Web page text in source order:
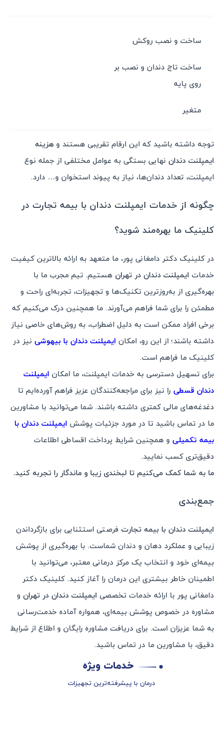
ساخت و نصب روکش
ساخت تاج دندان و نصب بر
روی پایه
متغیر
توجه داشته باشید که این ارقام تقریبی هستند و هزینه
ایمپلنت دندان نهایی بستگی به عوامل مختلفی از جمله نوع
ایمپلنت، تعداد دندان‌ها، نیاز به پیوند استخوان و… دارد.
چگونه از خدمات ایمپلنت دندان با بیمه تجارت در
کلینیک ما بهره‌مند شوید؟
در کلینیک دکتر دامغانی پور، ما متعهد به ارائه بالاترین کیفیت
خدمات ایمپلنت دندان در تهران هستیم. تیم مجرب ما با
بهره‌گیری از به‌روزترین تکنیک‌ها و تجهیزات، تجربه‌ای راحت و
مطمئن را برای شما فراهم می‌آورند. ما همچنین درک می‌کنیم که
برخی افراد ممکن است به دلیل اضطراب، به روش‌های خاصی نیاز
داشته باشند؛ از این رو، امکان ایمپلنت دندان با بیهوشی نیز در
کلینیک ما فراهم است.
برای تسهیل دسترسی به خدمات ایمپلنت، ما امکان ایمپلنت
دندان قسطی را نیز برای مراجعه‌کنندگان عزیز فراهم آورده‌ایم تا
دغدغه‌های مالی کمتری داشته باشند. شما می‌توانید با مشاورین
ما در تماس باشید تا در مورد جزئیات پوشش ایمپلنت دندان با
بیمه تکمیلی و همچنین شرایط پرداخت اقساطی اطلاعات
دقیق‌تری کسب نمایید.
ما به شما کمک می‌کنیم تا لبخندی زیبا و ماندگار را تجربه کنید.
جمع‌بندی
ایمپلنت دندان با بیمه تجارت فرصتی استثنایی برای بازگرداندن
زیبایی و عملکرد دهان و دندان شماست. با بهره‌گیری از پوشش
بیمه‌ای خود و انتخاب یک مرکز درمانی معتبر، می‌توانید با
اطمینان خاطر بیشتری این درمان را آغاز کنید. کلینیک دکتر
دامغانی پور با ارائه خدمات تخصصی ایمپلنت دندان در تهران و
مشاوره در خصوص پوشش بیمه‌ای، همواره آماده خدمت‌رسانی
به شما عزیزان است. برای دریافت مشاوره رایگان و اطلاع از شرایط
دقیق، با مشاورین ما در تماس باشید.
خدمات ویژه
درمان با پیشرفته‌ترین تجهیزات